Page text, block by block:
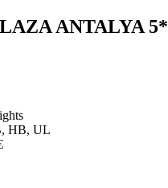
ANTALYA 5*
HB, UL